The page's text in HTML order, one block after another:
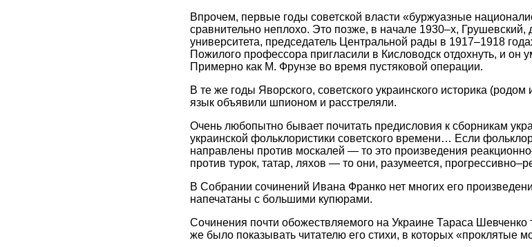
Впрочем, первые годы советской власти «буржуазные
сравнительно неплохо. Это позже, в начале 1930–х, Грушевский,
университета, председатель Центральной рады в 1917–1918
Пожилого профессора пригласили в Кисловодск отдохнуть, и он
Примерно как М. Фрунзе во время пустяковой операции.
В те же годы Яворского, советского украинского историка
язык объявили шпионом и расстреляли.
Очень любопытно бывает почитать предисловия к сборникам
украинской фольклористики советского времени… Если
направлены против москалей — то это произведения
против турок, татар, ляхов — то они, разумеется,
В Собрании сочинений Ивана Франко нет многих его
напечатаны с большими купюрами.
Сочинения почти обожествляемого на Украине Тараса
же было показывать читателю его стихи, в которых «проклятые